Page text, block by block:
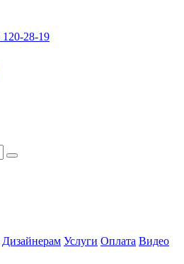
28-19
Дизайнерам Услуги Оплата Видео